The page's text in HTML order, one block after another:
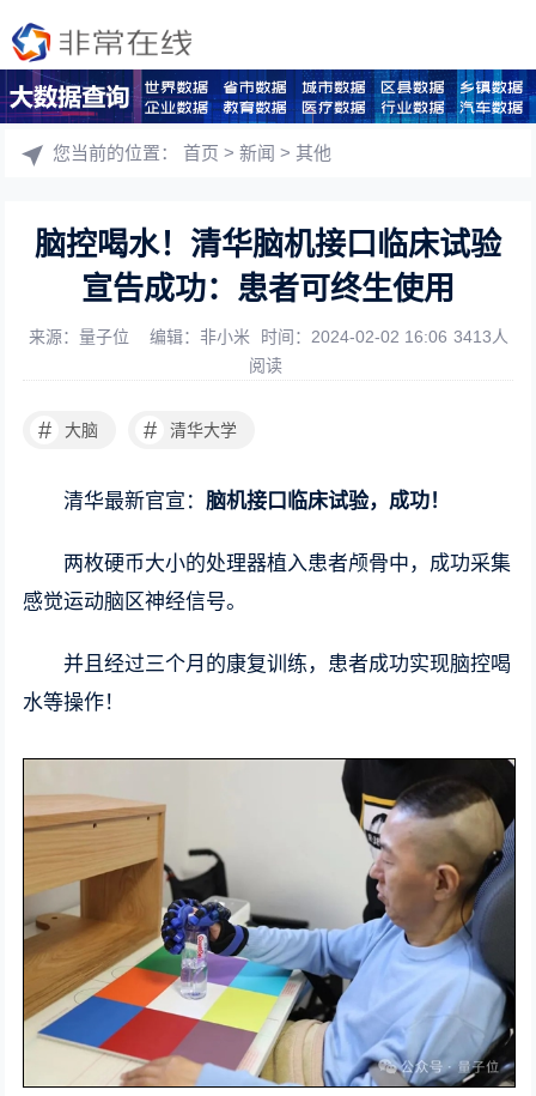
您当前的位置：首页 >新闻 >其他
脑控喝水！清华脑机接口临床试验
宣告成功：患者可终生使用
来源：量子位 编辑：非小米 时间：2024-02-02 16:06 3413人
阅读
# 大脑 # 清华大学
清华最新官宣：脑机接口临床试验，成功！
两枚硬币大小的处理器植入患者颅骨中，成功采集
感觉运动脑区神经信号。
并且经过三个月的康复训练，患者成功实现脑控喝
水等操作！